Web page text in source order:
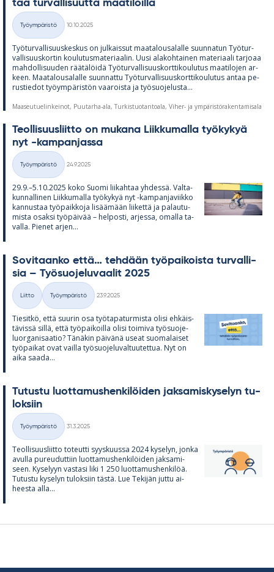
tää tur­val­li­suutta maa­ti­loilla
Kategoriat
Työympäristö
10.10.2025
Työ­tur­val­li­suus­kes­kus on jul­kais­sut maa­ta­lous­a­lalle suun­na­tun Työ­tur­
val­li­suus­kor­tin kou­lu­tus­ma­te­ri­aa­lin. Uusi ala­koh­tai­nen ma­te­ri­aali tar­joaa
mah­dol­li­suu­den rää­tä­löidä Työ­tur­val­li­suus­kort­ti­kou­lu­tus maa­ti­lo­jen ar­
keen. Maa­ta­lous­a­lalle suun­nattu Työ­tur­val­li­suus­kort­ti­kou­lu­tus an­taa pe­
rus­tie­dot työym­pä­ris­tön vaa­roista ja työ­suo­je­lusta...
Maaseutuelinkeinot, Puutarha-ala, Turkistuotantoala, Viher- ja ympäristörakentamisala
Teol­li­suus­liitto on mu­kana Liik­ku­malla työ­ky­kyä
nyt -kam­pan­jassa
Kategoriat
Työympäristö
24.9.2025
29.9.–5.10.2025 koko Suomi lii­kah­taa yh­dessä. Val­ta­
kun­nal­li­nen Liik­ku­malla työ­ky­kyä nyt -kam­pan­ja­viikko
kan­nus­taa työ­paik­koja li­sää­mään lii­kettä ja pa­lau­tu­
mista osaksi työ­päi­vää – hel­posti, ar­jessa, omalla ta­
valla. Pie­net ar­jen...
So­vi­taanko että… teh­dään työ­pai­koista tur­val­li­
sia – Työ­suo­je­lu­vaa­lit 2025
Kategoriat
Liitto Työympäristö
23.9.2025
Tie­sitkö, että suu­rin osa työ­ta­pa­tur­mista olisi eh­käis­
tä­vissä sillä, että työ­pai­koilla olisi toi­miva työ­suo­je­
luor­ga­ni­saa­tio? Tä­nä­kin päi­vänä useat suo­ma­lai­set
työ­pai­kat ovat vailla työ­suo­je­lu­val­tuu­tet­tua. Nyt on
aika saada...
Tu­tustu luot­ta­mus­hen­ki­löi­den jak­sa­mis­ky­se­lyn tu­
lok­siin
Kategoriat
Työympäristö
31.3.2025
Teol­li­suus­liitto to­teutti syys­kuussa 2024 ky­se­lyn, jonka
avulla pu­reu­dut­tiin luot­ta­mus­hen­ki­löi­den jak­sa­mi­
seen. Ky­se­lyyn vas­tasi liki 1 250 luot­ta­mus­hen­ki­löä.
Tu­tustu ky­se­lyn tu­lok­siin tästä. Lue Te­ki­jän juttu ai­
heesta alla...